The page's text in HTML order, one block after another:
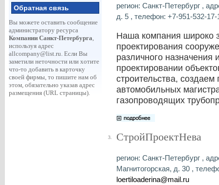
Обратная связь
Вы можете оставить сообщение
администратору ресурса
Компании Санкт-Петербурга,
используя адрес
allcompany@list.ru. Если Вы
заметили неточности или хотите
что-то добавить в карточку
своей фирмы, то пишите нам об
этом, обязательно указав адрес
размещения (URL страницы).
регион: Санкт-Петербург ,
д. 5 , телефон: +7-951-532-
Наша компания широко
проектирования
различного
проектировании
строительства, создаем
автомобильных
газопроводящих
3. СтройПроектНева
регион: Санкт-Петербург ,
Магнитогорская, д. 30 ,
loertiloaderina@mail.ru